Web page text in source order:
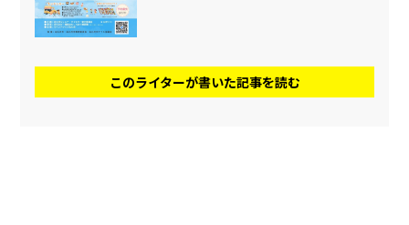
このライターが書いた記事を読む